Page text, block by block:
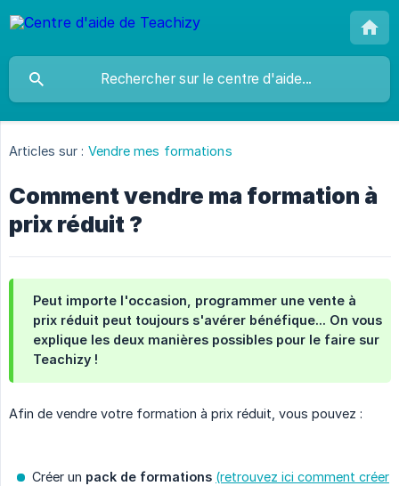
Articles sur : Vendre mes formations
Comment vendre ma formation à
prix réduit ?
Peut importe l'occasion, programmer une vente à
prix réduit peut toujours s'avérer bénéfique... On vous
explique les deux manières possibles pour le faire sur
Teachizy !
Afin de vendre votre formation à prix réduit, vous pouvez :
Créer un pack de formations (retrouvez ici comment créer